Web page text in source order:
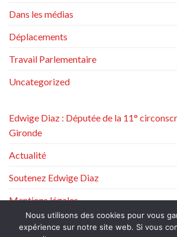
Dans les médias
Déplacements
Travail Parlementaire
Uncategorized
Edwige Diaz : Députée de la 11°
Gironde
Actualité
Soutenez Edwige Diaz
Mentions légales
Politique de protection des données à
Nous utilisons des cookies pour vous
expérience sur notre site web. Si vous